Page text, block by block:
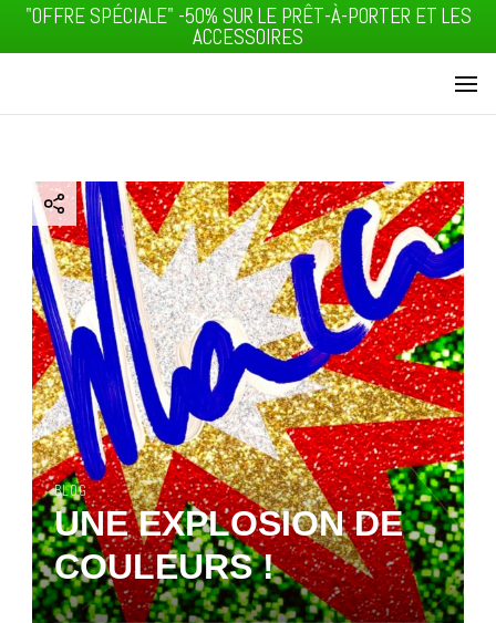
"OFFRE SPÉCIALE" -50% SUR LE PRÊT-À-PORTER ET LES
ACCESSOIRES
MAISON
MACCI
BLOG
UNE EXPLOSION DE
COULEURS !